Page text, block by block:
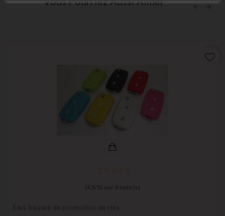
(4,5 / 5) sur 4 note(s)
Étui, housse de protection de clés